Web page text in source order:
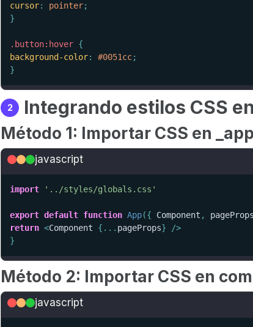
cursor: pointer;
}
.button:hover {
background-color: #0051cc;
}
2 Integrando estilos CSS
Método 1: Importar CSS en
javascript
import '../styles/globals.css'
export default function App({ Component ,
return <Component { ... pageProps} />
}
Método 2: Importar CSS en
javascript